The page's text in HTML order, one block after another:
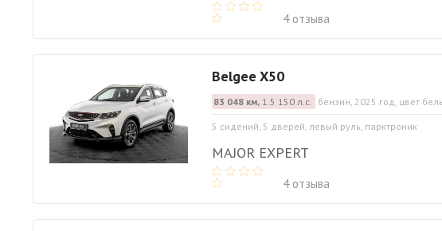
4 отзыва
Belgee X50
83 048 км,1.5 150 л.с. бензин, 2025 год, цвет
5 сидений, 5 дверей, левый руль, парктроник
MAJOR EXPERT
4 отзыва